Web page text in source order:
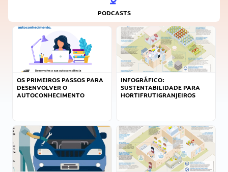
PODCASTS
OS PRIMEIROS PASSOS PARA
DESENVOLVER O
AUTOCONHECIMENTO
INFOGRÁFICO:
SUSTENTABILIDADE PARA
HORTIFRUTIGRANJEIROS